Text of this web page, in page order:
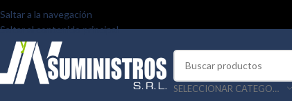
Saltar a la navegación
Saltar al contenido principal
SELECCIONAR CATEGORÍA